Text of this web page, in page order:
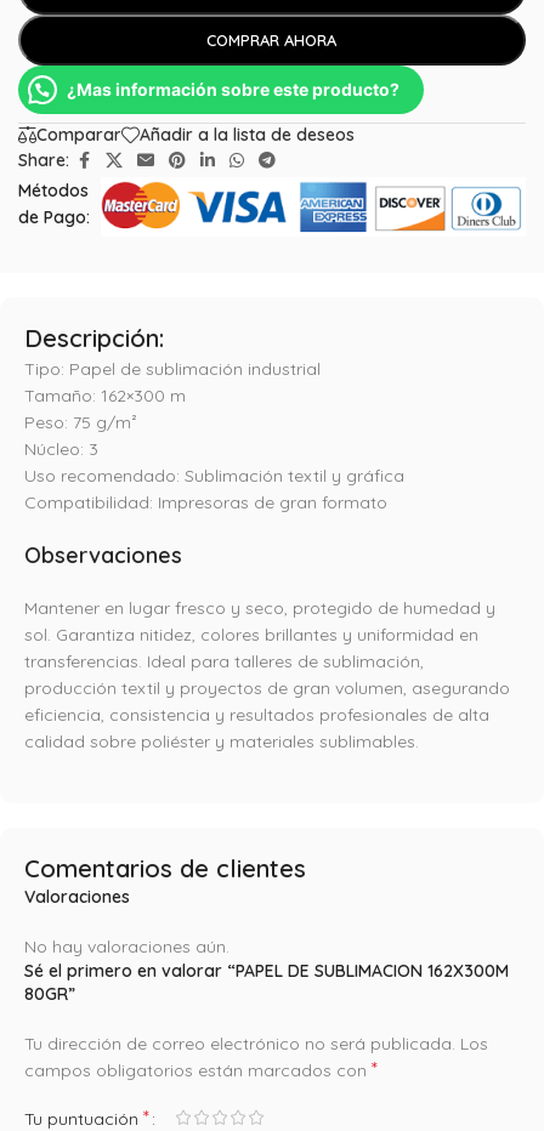
COMPRAR AHORA
¿Mas información sobre este producto?
Comparar
Añadir a la lista de deseos
Share:
Métodos
de Pago:
Descripción:
Tipo: Papel de sublimación industrial
Tamaño: 162×300 m
Peso: 75 g/m²
Núcleo: 3
Uso recomendado: Sublimación textil y gráfica
Compatibilidad: Impresoras de gran formato
Observaciones
Mantener en lugar fresco y seco, protegido de humedad y
sol. Garantiza nitidez, colores brillantes y uniformidad en
transferencias. Ideal para talleres de sublimación,
producción textil y proyectos de gran volumen, asegurando
eficiencia, consistencia y resultados profesionales de alta
calidad sobre poliéster y materiales sublimables.
Comentarios de clientes
Valoraciones
No hay valoraciones aún.
Sé el primero en valorar “PAPEL DE SUBLIMACION 162X300M
80GR”
Tu dirección de correo electrónico no será publicada. Los
campos obligatorios están marcados con *
Tu puntuación *